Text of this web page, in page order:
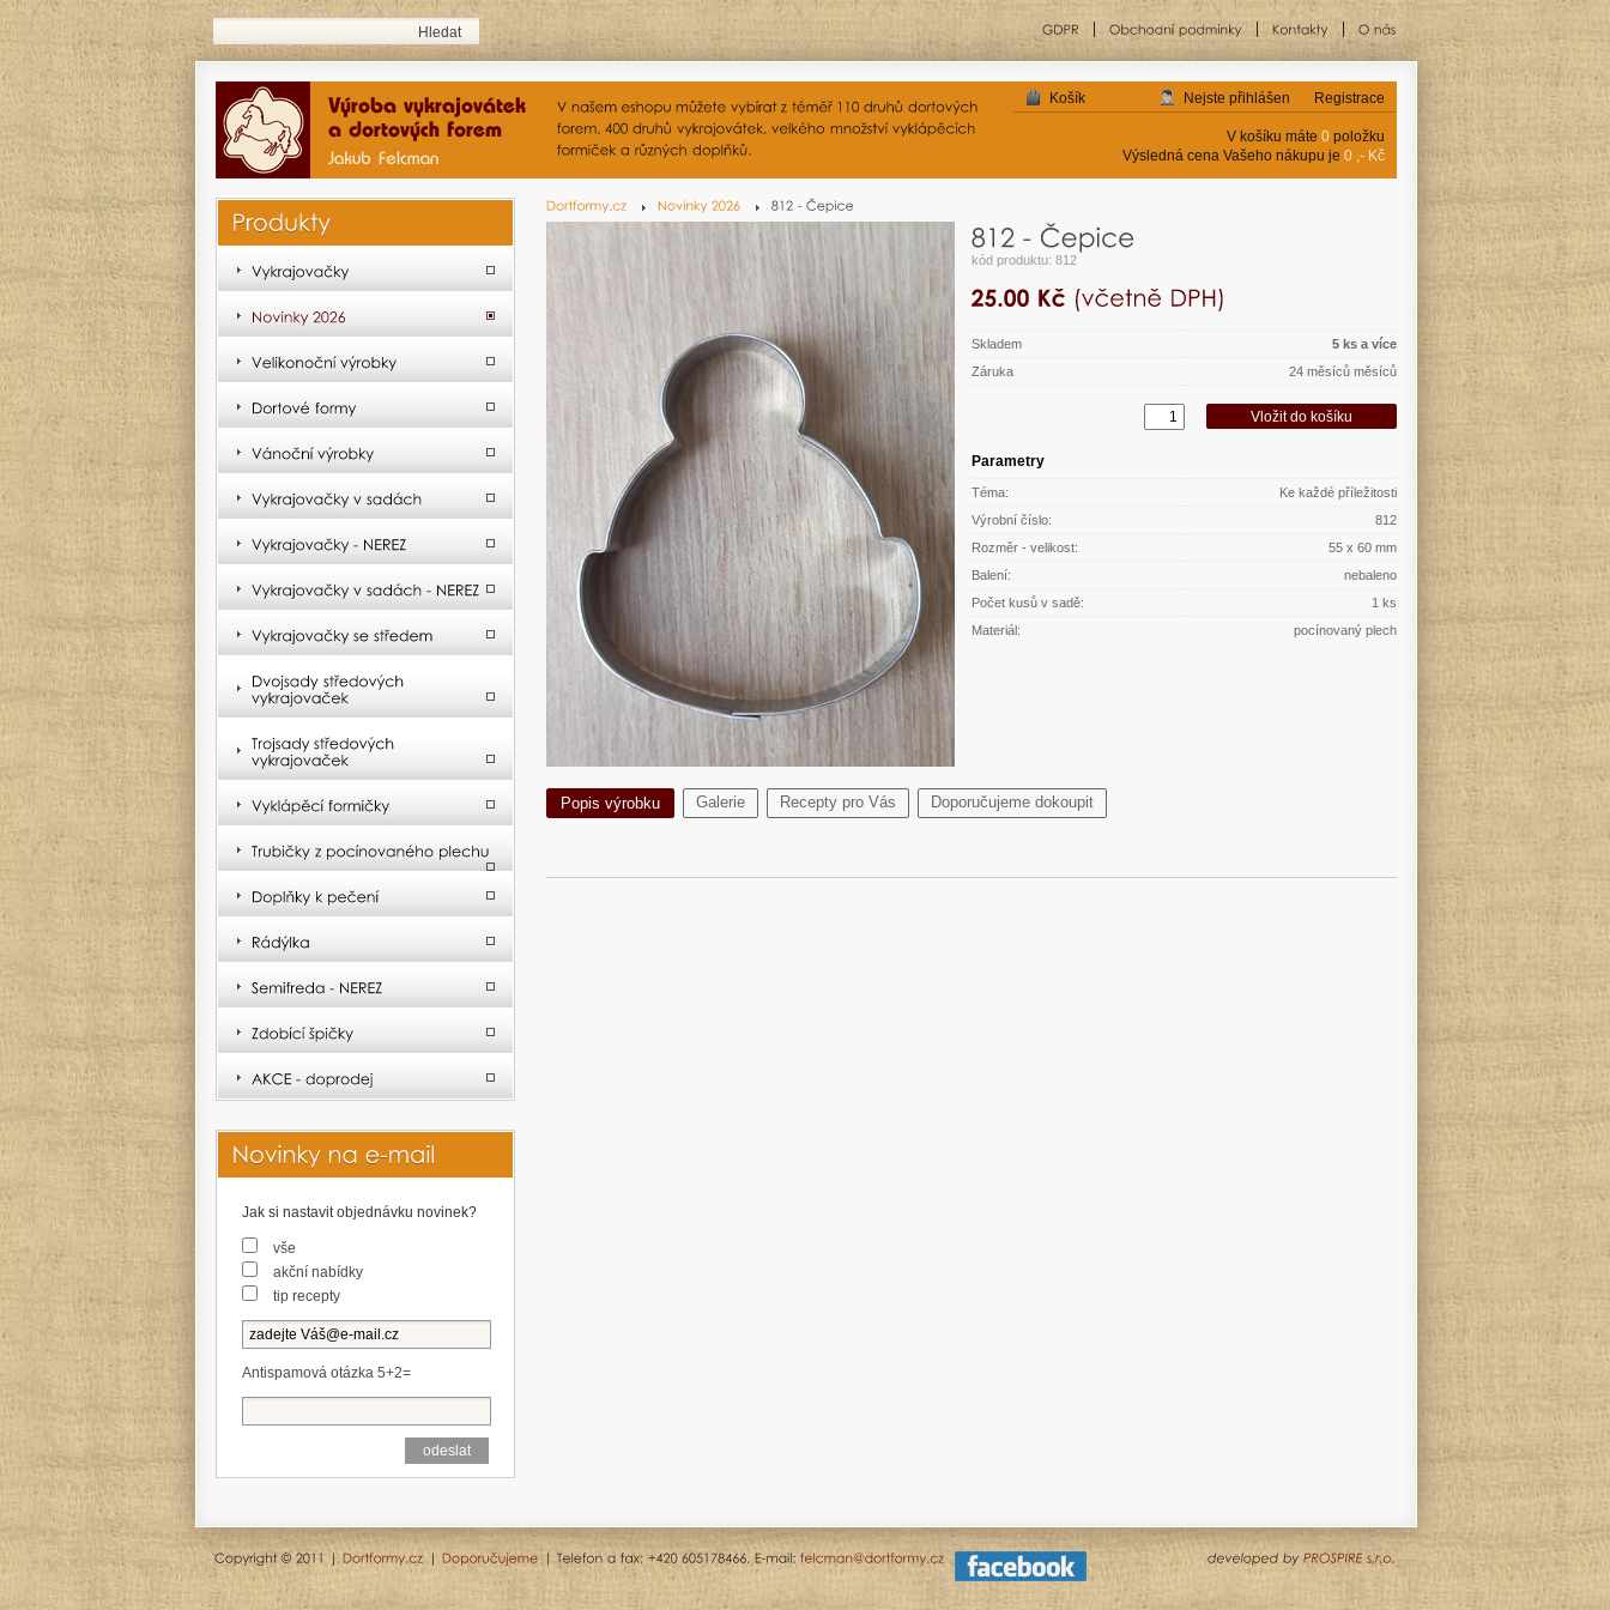
Registrace
Nejste přihlášen
Košík
V košíku máte 0 položku
Výsledná cena Vašeho nákupu je 0 ,- Kč
kód produktu: 812
Skladem
5 ks a více
Záruka
24 měsíců měsíců
Parametry
Téma:
Ke každé příležitosti
Výrobní číslo:
812
Rozměr - velikost:
55 x 60 mm
Balení:
nebaleno
Počet kusů v sadě:
1 ks
Materiál:
pocínovaný plech
Popis výrobku Galerie Recepty pro Vás Doporučujeme dokoupit
Jak si nastavit objednávku novinek?
vše
akční nabídky
tip recepty
Antispamová otázka 5+2=